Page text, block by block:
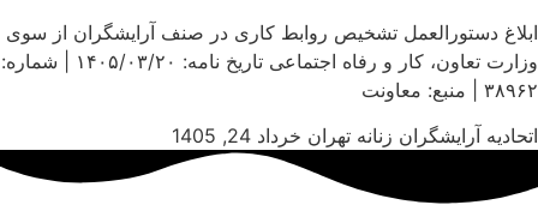
ابلاغ دستورالعمل تشخیص روابط کاری در صنف آرایشگران از سوی
وزارت تعاون، کار و رفاه اجتماعی تاریخ نامه: ۱۴۰۵/۰۳/۲۰ | شماره:
۳۸۹۶۲ | منبع: معاونت
اتحادیه آرایشگران زنانه تهران خرداد 24, 1405